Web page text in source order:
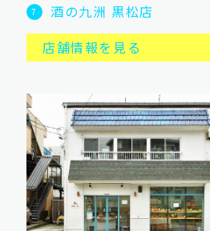
7
酒の九洲 黒松店
店舗情報を見る